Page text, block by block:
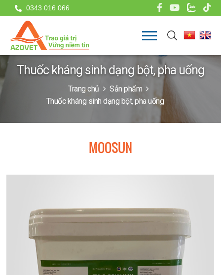
0343 016 066
Thuốc kháng sinh dạng bột, pha uống
Trang chủ
Sản phẩm
Thuốc kháng sinh dạng bột, pha uống
MOOSUN